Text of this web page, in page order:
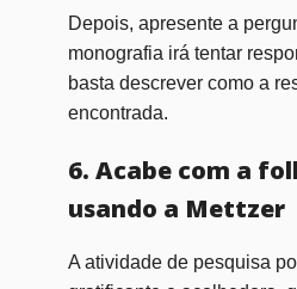
Depois, apresente a
monografia irá tentar
basta descrever como a
encontrada.
6. Acabe com a
usando a Mettzer
A atividade de pesquisa